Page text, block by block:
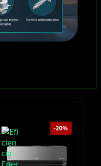
-20%